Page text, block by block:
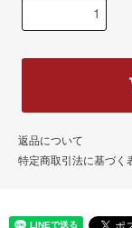
返品について
特定商取引法に基づく